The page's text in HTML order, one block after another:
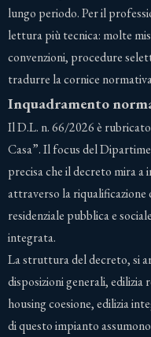
lungo periodo. Per il
lettura più tecnica: molte
convenzioni, procedure
tradurre la cornice
Inquadramento
Il D.L. n. 66/2026 è
Casa”. Il focus del
precisa che il decreto mira
attraverso la
residenziale pubblica e
integrata.
La struttura del decreto, si
disposizioni generali, edilizia
housing coesione, edilizia
di questo impianto